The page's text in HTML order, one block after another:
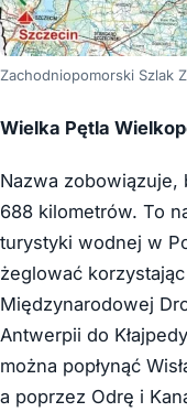
Zachodniopomorski Szlak
Wielka Pętla
Nazwa zobowiązuje,
688 kilometrów. To
turystyki wodnej w
żeglować
Międzynarodowej
Antwerpii do
można popłynąć
a poprzez Odrę i